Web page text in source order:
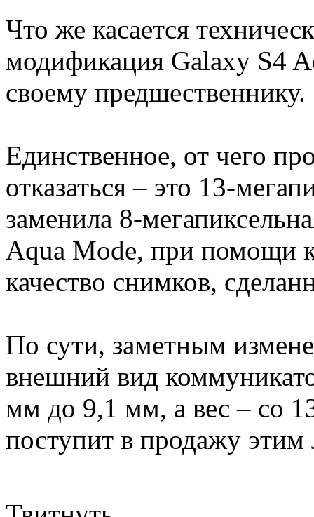
Что же касается
модификация Galaxy S4
своему предшественнику.
Единственное, от чего
отказаться – это 13-
заменила 8-
Aqua Mode, при помощи
качество снимков,
По сути, заметным
внешний вид
мм до 9,1 мм, а вес – со
поступит в продажу этим